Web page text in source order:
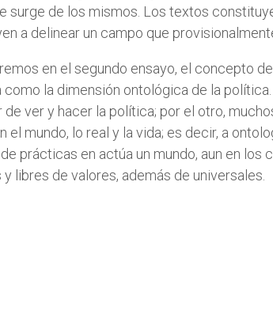
surge de los mismos. Los textos
a delinear un campo que
en el segundo ensayo, el concepto
como la dimensión ontológica de la
de ver y hacer la política; por el otro,
el mundo, lo real y la vida; es decir, a
prácticas en actúa un mundo, aun en
y libres de valores, además de universales.